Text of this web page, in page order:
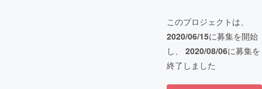
このプロジェクトは、
2020/06/15に募集を開始
し、 2020/08/06に募集を
終了しました